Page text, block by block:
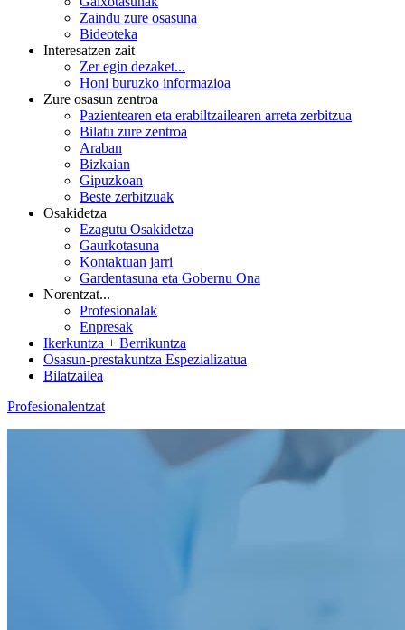
Zaindu zure osasuna
Bideoteka
Interesatzen zait
Zer egin dezaket...
Honi buruzko informazioa
Zure osasun zentroa
Pazientearen eta erabiltzailearen arreta zerbitzua
Bilatu zure zentroa
Araban
Bizkaian
Gipuzkoan
Beste zerbitzuak
Osakidetza
Ezagutu Osakidetza
Gaurkotasuna
Kontaktuan jarri
Gardentasuna eta Gobernu Ona
Norentzat...
Profesionalak
Enpresak
Ikerkuntza + Berrikuntza
Osasun-prestakuntza Espezializatua
Bilatzailea
Profesionalentzat